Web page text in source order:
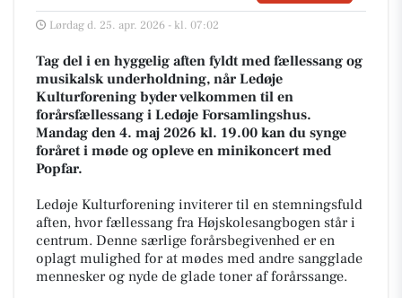
Lørdag d. 25. apr. 2026 - kl. 07:02
Tag del i en hyggelig aften fyldt med fællessang og
musikalsk underholdning, når Ledøje
Kulturforening byder velkommen til en
forårsfællessang i Ledøje Forsamlingshus.
Mandag den 4. maj 2026 kl. 19.00 kan du synge
foråret i møde og opleve en minikoncert med
Popfar.
Ledøje Kulturforening inviterer til en stemningsfuld
aften, hvor fællessang fra Højskolesangbogen står i
centrum. Denne særlige forårsbegivenhed er en
oplagt mulighed for at mødes med andre sangglade
mennesker og nyde de glade toner af forårssange.